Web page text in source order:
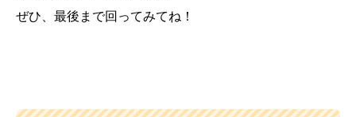
ぜひ、最後まで回ってみてね！